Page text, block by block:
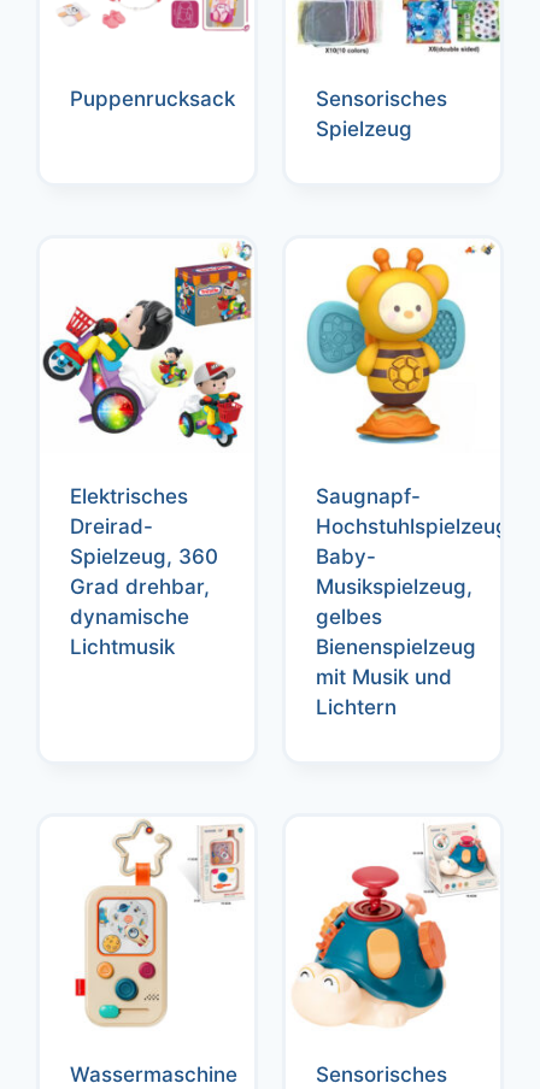
Puppenrucksack
Sensorisches
Spielzeug
Elektrisches
Dreirad-
Spielzeug, 360
Grad drehbar,
dynamische
Lichtmusik
Saugnapf-
Hochstuhlspielzeug,
Baby-
Musikspielzeug,
gelbes
Bienenspielzeug
mit Musik und
Lichtern
Wassermaschine
Sensorisches